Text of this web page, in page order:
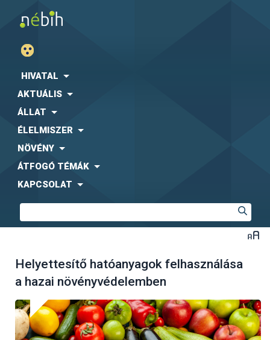
HIVATAL
AKTUÁLIS
ÁLLAT
ÉLELMISZER
NÖVÉNY
ÁTFOGÓ TÉMÁK
KAPCSOLAT
Helyettesítő hatóanyagok felhasználása
a hazai növényvédelemben